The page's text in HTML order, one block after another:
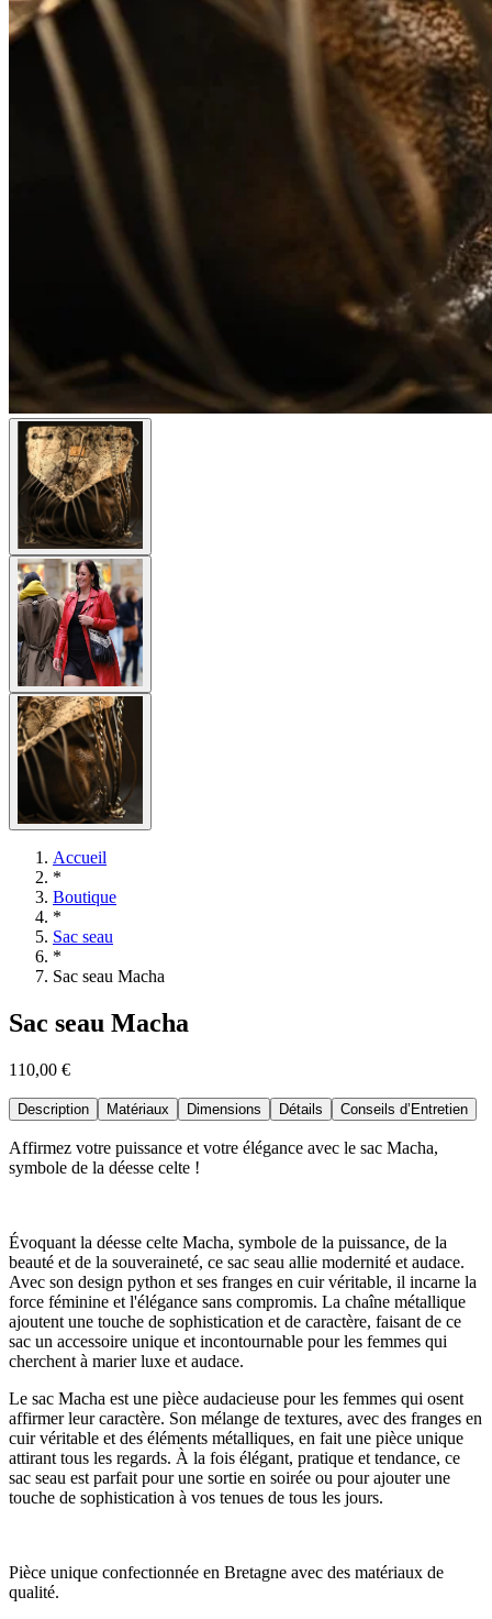
Accueil
*
Boutique
*
Sac seau
*
Sac seau Macha
Sac seau Macha
110,00 €
Description Matériaux Dimensions Détails Conseils d’Entretien
Affirmez votre puissance et votre élégance avec le sac Macha,
symbole de la déesse celte !
Évoquant la déesse celte Macha, symbole de la puissance, de la
beauté et de la souveraineté, ce sac seau allie modernité et audace.
Avec son design python et ses franges en cuir véritable, il incarne la
force féminine et l'élégance sans compromis. La chaîne métallique
ajoutent une touche de sophistication et de caractère, faisant de ce
sac un accessoire unique et incontournable pour les femmes qui
cherchent à marier luxe et audace.
Le sac Macha est une pièce audacieuse pour les femmes qui osent
affirmer leur caractère. Son mélange de textures, avec des franges en
cuir véritable et des éléments métalliques, en fait une pièce unique
attirant tous les regards. À la fois élégant, pratique et tendance, ce
sac seau est parfait pour une sortie en soirée ou pour ajouter une
touche de sophistication à vos tenues de tous les jours.
Pièce unique confectionnée en Bretagne avec des matériaux de
qualité.